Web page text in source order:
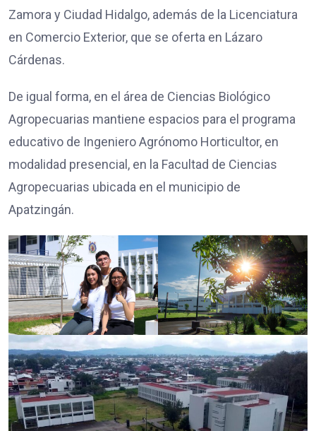
Zamora y Ciudad Hidalgo, además de la Licenciatura
en Comercio Exterior, que se oferta en Lázaro
Cárdenas.
De igual forma, en el área de Ciencias Biológico
Agropecuarias mantiene espacios para el programa
educativo de Ingeniero Agrónomo Horticultor, en
modalidad presencial, en la Facultad de Ciencias
Agropecuarias ubicada en el municipio de
Apatzingán.